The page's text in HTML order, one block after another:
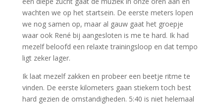
wachten we op het startsein. De eerste meters lopen
we nog samen op, maar al gauw gaat het groepje
waar ook René bij aangesloten is me te hard. Ik had
mezelf beloofd een relaxte trainingsloop en dat tempo
ligt zeker lager.
Ik laat mezelf zakken en probeer een beetje ritme te
vinden. De eerste kilometers gaan stiekem toch best
hard gezien de omstandigheden. 5:40 is niet helemaal